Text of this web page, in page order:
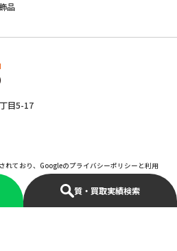
質・買取実績検索
品
目5-17
れており、Googleのプライバシーポリシーと利用